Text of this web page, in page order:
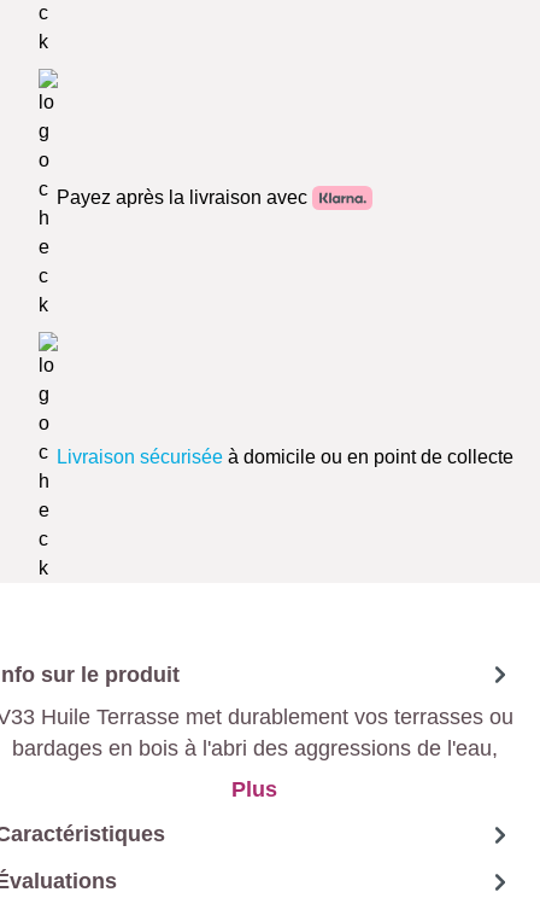
Payez après la livraison avec
Livraison sécurisée à domicile ou en point de collecte
sur le produit
Huile Terrasse met durablement vos terrasses ou
bardages en bois à l'abri des aggressions de l'eau,
des UV, des taches et des graisses.
Plus